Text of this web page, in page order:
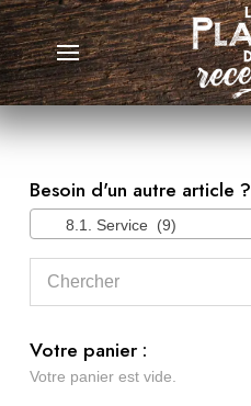
Besoin d'un autre article ?
8.1. Service (9)
Votre panier :
Votre panier est vide.